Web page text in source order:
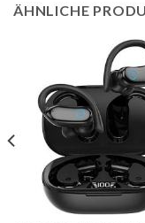
ÄHNLICHE